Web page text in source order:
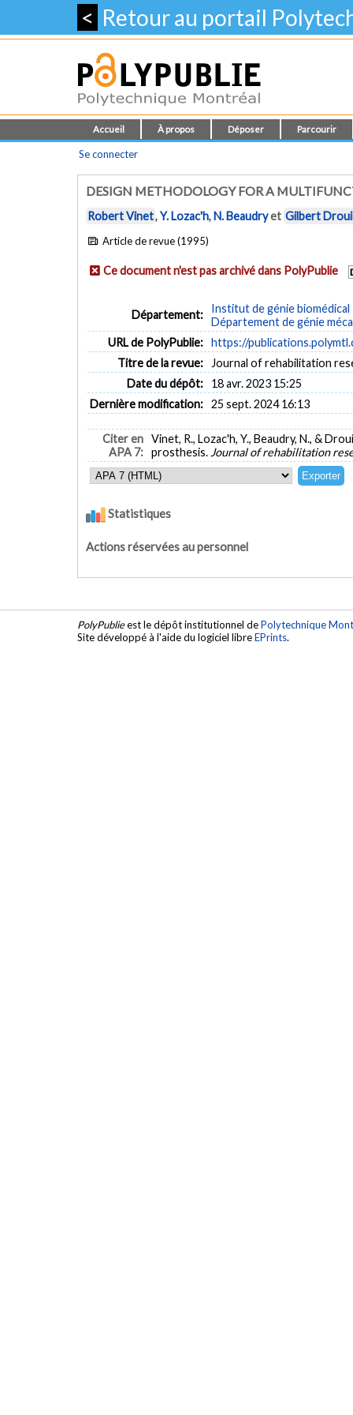
< Retour au portail
Accueil À propos Déposer Parcourir
Se connecter
DESIGN METHODOLOGY FOR A
Robert Vinet,Y. Lozac'h,N. Beaudryet Gilbert
Article de revue (1995)
Ce document n'est pas archivé dans PolyPublie
Département:
Institut de génie biomédical
Département de génie
URL de PolyPublie: https://
Titre de la revue:
Journal of rehabilitation
Date du dépôt:
18 avr. 2023 15:25
Dernière modification: 25 sept. 2024 16:13
Citer en
APA 7:
Vinet, R., Lozac'h, Y., Beaudry, N., &
prosthesis. Journal of rehabilitation
Statistiques
Actions réservées au personnel
PolyPublieest le dépôt institutionnel dePolytechnique
Site développé à l'aide du logiciel libreEPrints.